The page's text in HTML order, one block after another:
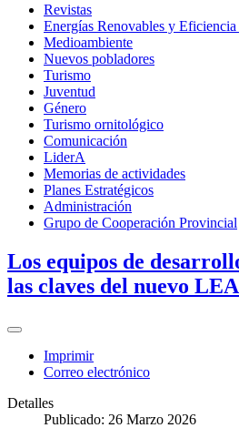
Revistas
Energías Renovables y Eficiencia
Medioambiente
Nuevos pobladores
Turismo
Juventud
Género
Turismo ornitológico
Comunicación
LiderA
Memorias de actividades
Planes Estratégicos
Administración
Grupo de Cooperación Provincial
Los equipos de
las claves del nuevo
Imprimir
Correo electrónico
Detalles
Publicado: 26 Marzo 2026